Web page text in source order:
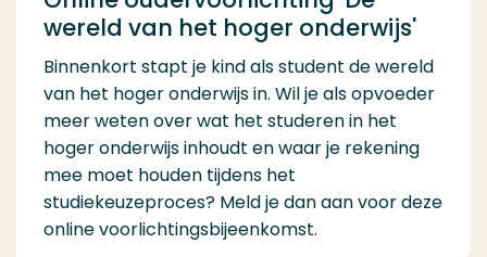
wereld van het hoger onderwijs'
Binnenkort stapt je kind als student de wereld
van het hoger onderwijs in. Wil je als opvoeder
meer weten over wat het studeren in het
hoger onderwijs inhoudt en waar je rekening
mee moet houden tijdens het
studiekeuzeproces? Meld je dan aan voor deze
online voorlichtingsbijeenkomst.